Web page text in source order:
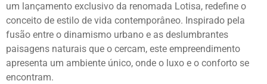
um lançamento exclusivo da renomada Lotisa, redefine o
conceito de estilo de vida contemporâneo. Inspirado pela
fusão entre o dinamismo urbano e as deslumbrantes
paisagens naturais que o cercam, este empreendimento
apresenta um ambiente único, onde o luxo e o conforto se
encontram.